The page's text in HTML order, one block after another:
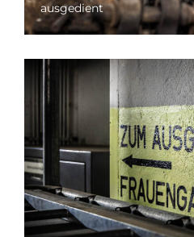
ausgedient